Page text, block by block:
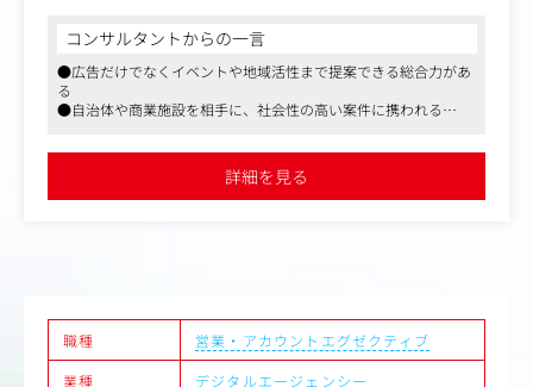
営業兼プロデューサーとして、クライアントが抱えている
あらゆる課題に対して、広告・プロモーションを中心とし
た総合的な企画提案やプロジェクト推進を担っていただき
ます。
・広告プロモーションの企画・実施
【ポジションの魅力】
・観光に強みを持つJTBグループの総合広告代理店機能
コンサルタントからの一言
●広告だけでなくイベントや地域活性まで提案できる総合力があ
る
●自治体や商業施設を相手に、社会性の高い案件に携われる
詳細を見る
職種
営業・アカウントエグゼクティブ
業種
デジタルエージェンシー